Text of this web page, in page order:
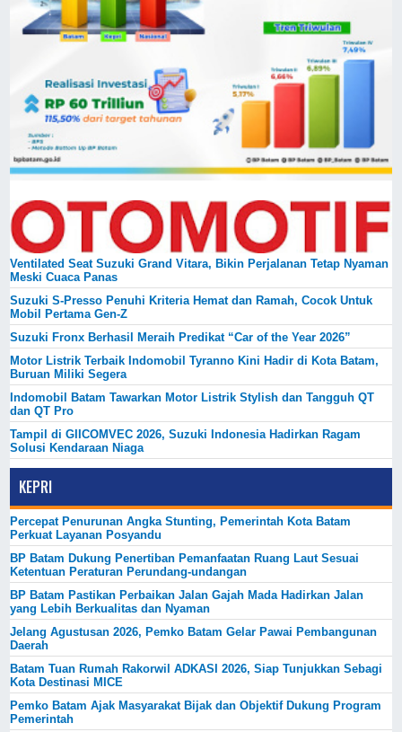
Ventilated Seat Suzuki Grand Vitara, Bikin Perjalanan Tetap Nyaman
Meski Cuaca Panas
Suzuki S-Presso Penuhi Kriteria Hemat dan Ramah, Cocok Untuk
Mobil Pertama Gen-Z
Suzuki Fronx Berhasil Meraih Predikat “Car of the Year 2026”
Motor Listrik Terbaik Indomobil Tyranno Kini Hadir di Kota Batam,
Buruan Miliki Segera
Indomobil Batam Tawarkan Motor Listrik Stylish dan Tangguh QT
dan QT Pro
Tampil di GIICOMVEC 2026, Suzuki Indonesia Hadirkan Ragam
Solusi Kendaraan Niaga
KEPRI
Percepat Penurunan Angka Stunting, Pemerintah Kota Batam
Perkuat Layanan Posyandu
BP Batam Dukung Penertiban Pemanfaatan Ruang Laut Sesuai
Ketentuan Peraturan Perundang-undangan
BP Batam Pastikan Perbaikan Jalan Gajah Mada Hadirkan Jalan
yang Lebih Berkualitas dan Nyaman
Jelang Agustusan 2026, Pemko Batam Gelar Pawai Pembangunan
Daerah
Batam Tuan Rumah Rakorwil ADKASI 2026, Siap Tunjukkan Sebagi
Kota Destinasi MICE
Pemko Batam Ajak Masyarakat Bijak dan Objektif Dukung Program
Pemerintah